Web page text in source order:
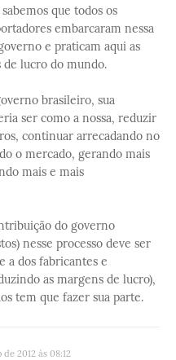
que todos os
embarcaram nessa
e praticam aqui as
lucro do mundo.
brasileiro, sua
ser como a nossa, reduzir
continuar arrecadando no
o mercado, gerando mais
mais e mais
do governo
nesse processo deve ser
a dos fabricantes e
as margens de lucro),
tem que fazer sua parte.
2012 às 08:12